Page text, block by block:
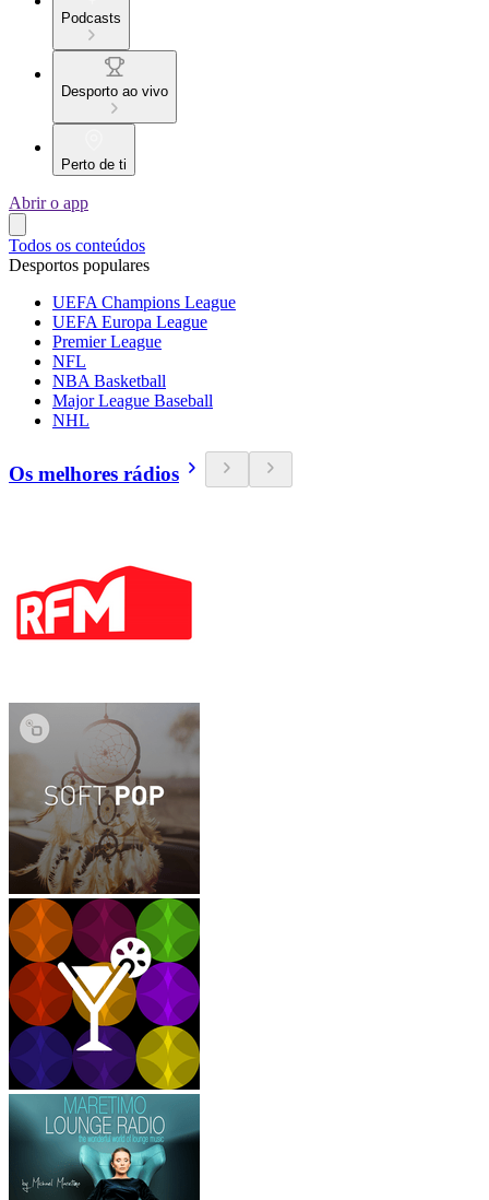
Podcasts
Desporto ao vivo
Perto de ti
Abrir o app
Todos os conteúdos
Desportos populares
UEFA Champions League
UEFA Europa League
Premier League
NFL
NBA Basketball
Major League Baseball
NHL
Os melhores rádios